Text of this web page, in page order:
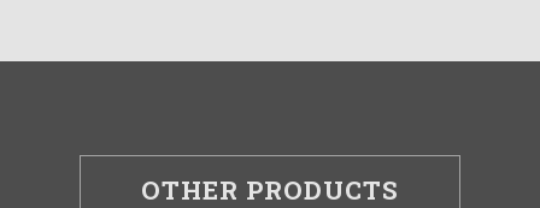
OTHER PRODUCTS